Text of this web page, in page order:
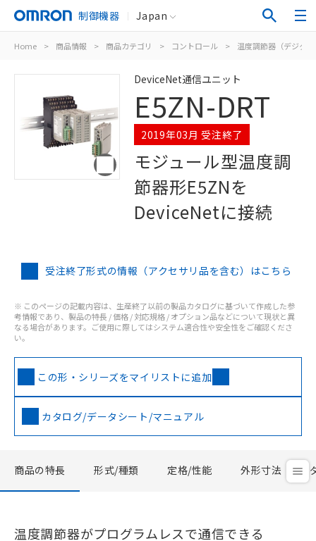
制御機器 Japan
Home > 商品情報 > 商品カテゴリ > コントロール > 温度調節器（デジタ
DeviceNet通信ユニット
E5ZN-DRT
2019年03月 受注終了
モジュール型温度調
節器形E5ZNを
DeviceNetに接続
受注終了形式の情報（アクセサリ品を含む）はこちら
※ このページの記載内容は、生産終了以前の製品カタログに基づいて作成した参
考情報であり、製品の特長 / 価格 / 対応規格 / オプション品などについて現状と異
なる場合があります。ご使用に際してはシステム適合性や安全性をご確認くださ
い。
この形・シリーズをマイリストに追加
カタログ/データシート/マニュアル
商品の特長 形式/種類 定格/性能 外形寸法
温度調節器がプログラムレスで通信できる